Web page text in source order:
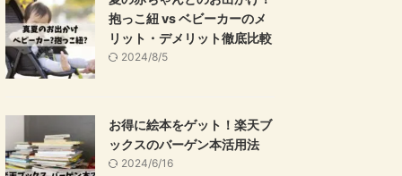
抱っこ紐 vs ベビーカーのメ
リット・デメリット徹底比較
2024/8/5
お得に絵本をゲット！楽天ブ
ックスのバーゲン本活用法
2024/6/16